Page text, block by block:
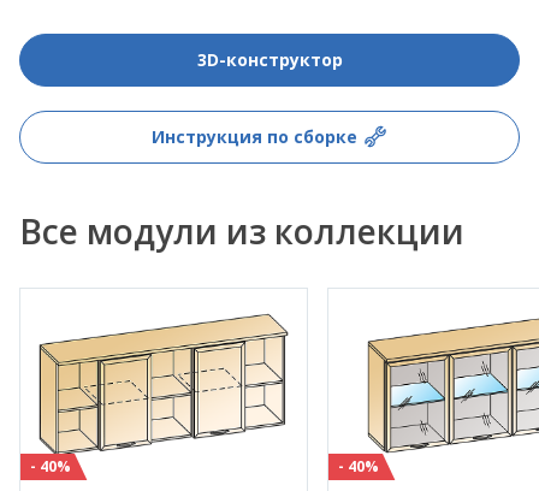
3D-конструктор
Инструкция по сборке
Все модули из коллекции
- 40% - 40%